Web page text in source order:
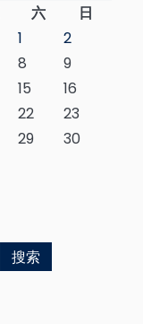
六
日
1
2
8
9
15
16
22
23
29
30